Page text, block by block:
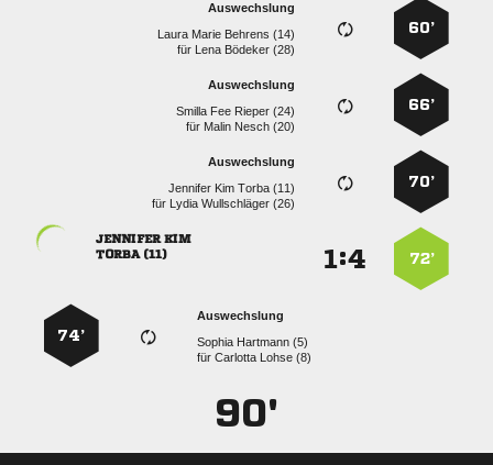
60’
Auswechslung
   
für   
66’
Auswechslung
   
für   
70’
Auswechslung
   
für   
72’
:
 
 
Auswechslung
  
für  
74’
90'